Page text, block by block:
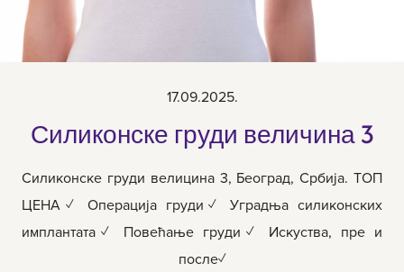
17.09.2025.
Силиконске груди величина 3
Силиконске груди велицина 3, Београд, Србија. ТОП
ЦЕНА✓ Операција груди✓ Уградња силиконских
имплантата✓ Повећање груди✓ Искуства, пре и
после✓